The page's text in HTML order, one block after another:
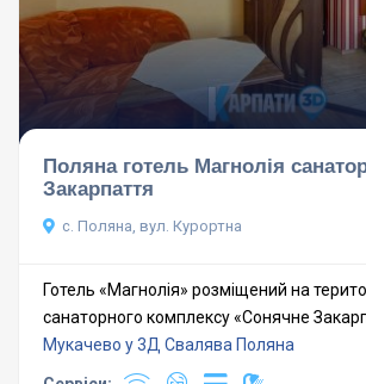
Поляна готель Магнолія
Закарпаття
с. Поляна, вул. Курортна
Готель «Магнолія» розміщений на
санаторного комплексу «Сонячне
Мукачево у 3Д Свалява Поляна